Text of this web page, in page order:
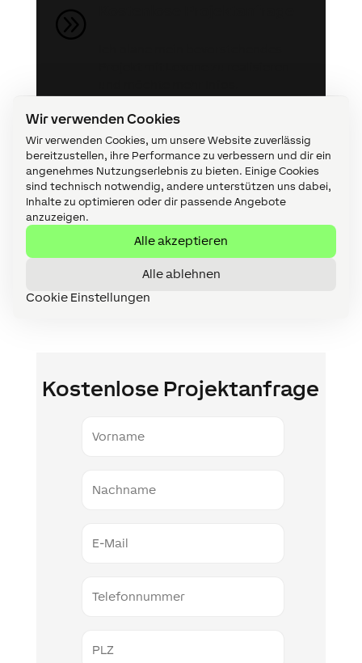
Wir verwenden Cookies
Wir verwenden Cookies, um unsere Website zuverlässig
bereitzustellen, ihre Performance zu verbessern und dir ein
angenehmes Nutzungserlebnis zu bieten. Einige Cookies
sind technisch notwendig, andere unterstützen uns dabei,
Inhalte zu optimieren oder dir passende Angebote
anzuzeigen.
Alle akzeptieren
Alle ablehnen
Cookie Einstellungen
A Loxone Partner werden
Ich möchte Partner werden und
vorab einen kostenlosen
Beratungstermin vereinbaren.
Kostenlose Projektanfrage
Mail